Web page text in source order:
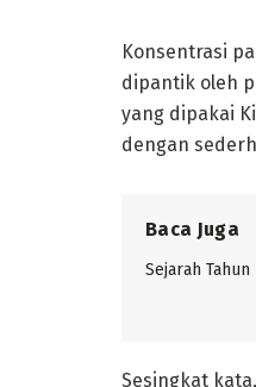
Konsentrasi
dipantik oleh
yang dipakai
dengan
Baca Juga
Sejarah Tahun
Sesingkat